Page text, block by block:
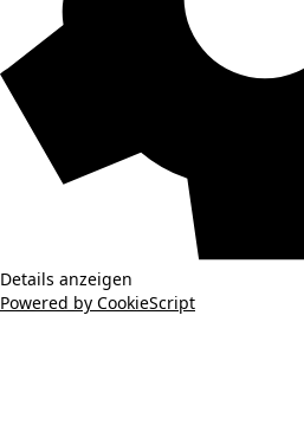
Details anzeigen
Powered by CookieScript